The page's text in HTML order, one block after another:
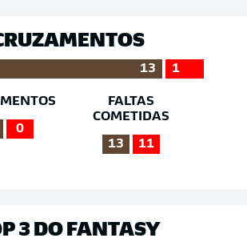
13 1
0
FALTAS
COMETIDAS
13 11
3 DO FANTASY